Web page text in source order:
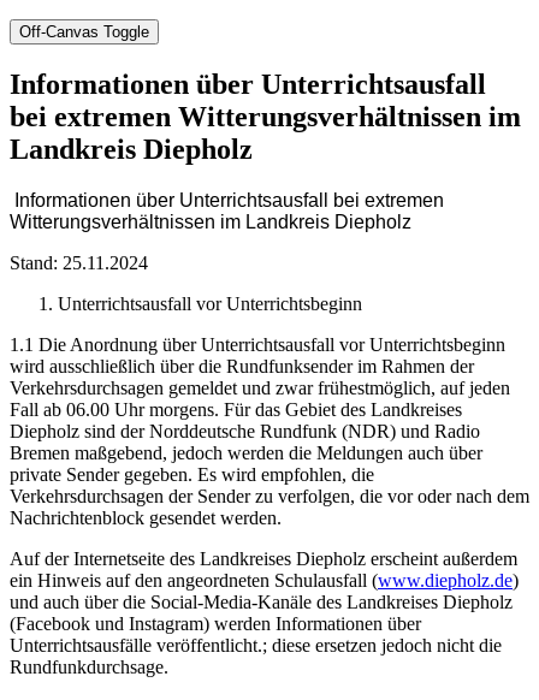
Off-Canvas Toggle
Informationen über Unterrichtsausfall
bei extremen Witterungsverhältnissen im
Landkreis Diepholz
Informationen über Unterrichtsausfall bei extremen
Witterungsverhältnissen im Landkreis Diepholz
Stand: 25.11.2024
Unterrichtsausfall vor Unterrichtsbeginn
1.1 Die Anordnung über Unterrichtsausfall vor Unterrichtsbeginn
wird ausschließlich über die Rundfunksender im Rahmen der
Verkehrsdurchsagen gemeldet und zwar frühestmöglich, auf jeden
Fall ab 06.00 Uhr morgens. Für das Gebiet des Landkreises
Diepholz sind der Norddeut­sche Rundfunk (NDR) und Radio
Bremen maßgebend, jedoch werden die Meldungen auch über
private Sender gegeben. Es wird empfohlen, die
Verkehrsdurchsagen der Sender zu ver­folgen, die vor oder nach dem
Nachrichtenblock gesendet werden.
Auf der Internetseite des Landkreises Diepholz erscheint außerdem
ein Hinweis auf den angeordneten Schulausfall (www.diepholz.de)
und auch über die Social-Media-Kanäle des Landkreises Diepholz
(Facebook und Instagram) werden Informationen über
Unterrichtsausfäl­le veröffentlicht.; diese ersetzen jedoch nicht die
Rundfunkdurchsage.